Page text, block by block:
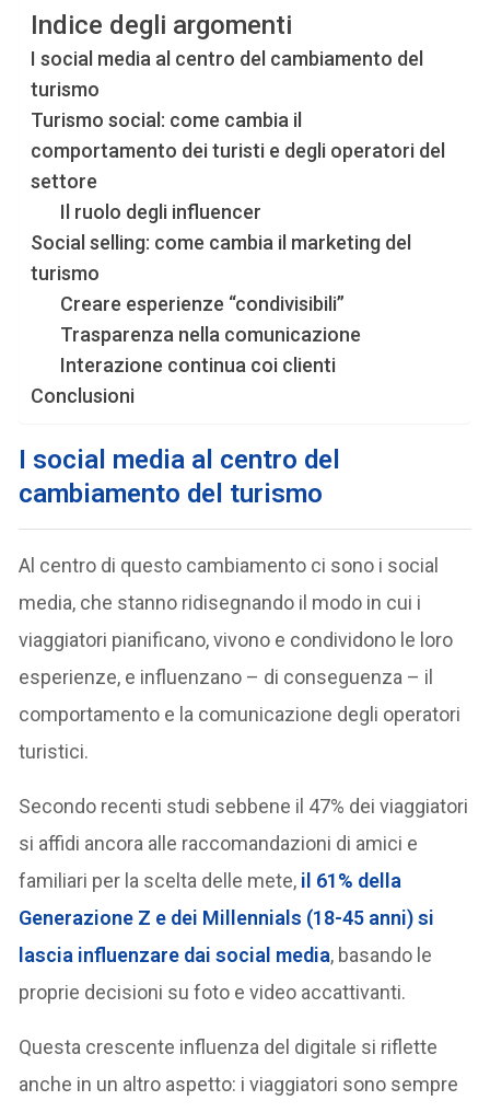
Indice degli argomenti
I social media al centro del cambiamento del
turismo
Turismo social: come cambia il
comportamento dei turisti e degli operatori del
settore
Il ruolo degli influencer
Social selling: come cambia il marketing del
turismo
Creare esperienze “condivisibili”
Trasparenza nella comunicazione
Interazione continua coi clienti
Conclusioni
I social media al centro del
cambiamento del turismo
Al centro di questo cambiamento ci sono i social
media, che stanno ridisegnando il modo in cui i
viaggiatori pianificano, vivono e condividono le loro
esperienze, e influenzano – di conseguenza – il
comportamento e la comunicazione degli operatori
turistici.
Secondo recenti studi sebbene il 47% dei viaggiatori
si affidi ancora alle raccomandazioni di amici e
familiari per la scelta delle mete, il 61% della
Generazione Z e dei Millennials (18-45 anni) si
lascia influenzare dai social media, basando le
proprie decisioni su foto e video accattivanti.
Questa crescente influenza del digitale si riflette
anche in un altro aspetto: i viaggiatori sono sempre